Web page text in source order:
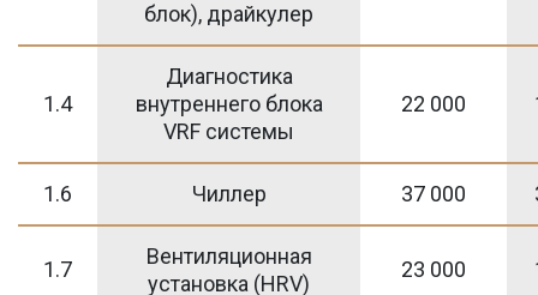
блок), драйкулер
1.4
Диагностика
внутреннего блока
VRF системы
22 000
1.6 Чиллер 37 000
1.7
Вентиляционная
установка (HRV)
23 000